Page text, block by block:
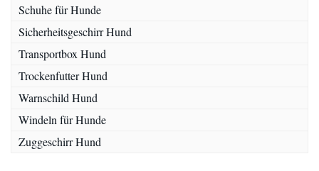
Schuhe für Hunde
Sicherheitsgeschirr Hund
Transportbox Hund
Trockenfutter Hund
Warnschild Hund
Windeln für Hunde
Zuggeschirr Hund